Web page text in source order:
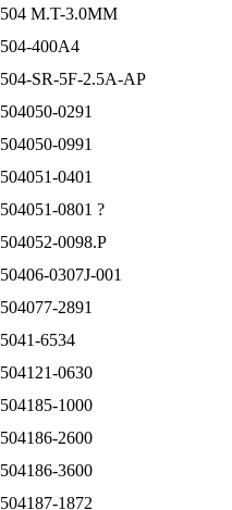
504 M.T-3.0MM
504-400A4
504-SR-5F-2.5A-AP
504050-0291
504050-0991
504051-0401
504051-0801 ?
504052-0098.P
50406-0307J-001
504077-2891
5041-6534
504121-0630
504185-1000
504186-2600
504186-3600
504187-1872